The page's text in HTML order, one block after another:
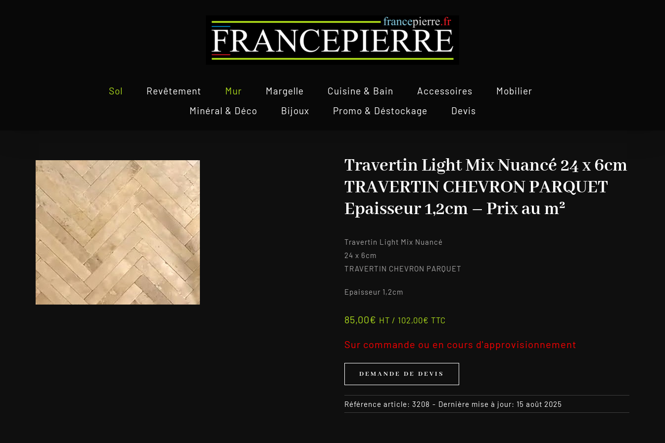
Sol Revêtement Mur Margelle Cuisine & Bain Accessoires
Mobilier
Minéral & Déco
Bijoux Promo & Déstockage Devis
Travertin Light Mix Nuancé 24 x 6cm
TRAVERTIN CHEVRON PARQUET
Epaisseur 1,2cm – Prix au m²
Travertin Light Mix Nuancé
24 x 6cm
TRAVERTIN CHEVRON PARQUET
Epaisseur 1,2cm
85,00€ HT / 102,00€ TTC
Sur commande ou en cours d'approvisionnement
DEMANDE DE DEVIS
Référence article: 3208 - Dernière mise à jour: 15 août 2025